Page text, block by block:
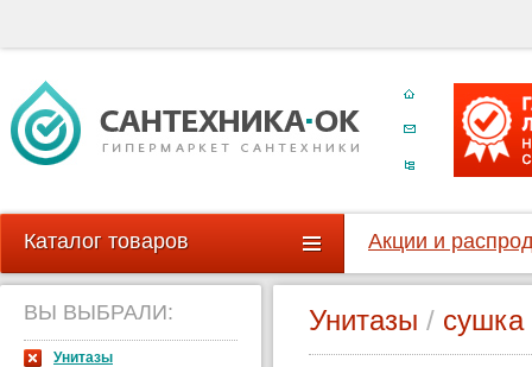
Каталог товаров Акции и
ВЫ ВЫБРАЛИ:
Унитазы
Унитазы / сушка